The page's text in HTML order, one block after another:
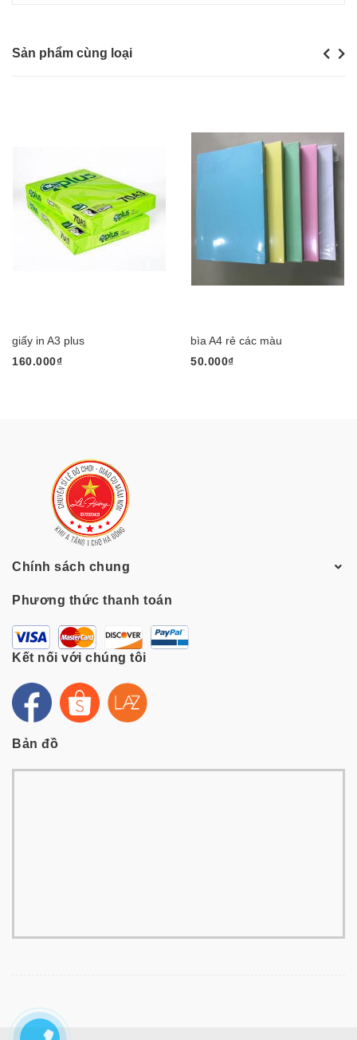
Sản phẩm cùng loại Previous
giấy in A3 plus
160.000₫
bìa A4 rẻ các màu
50.000₫
Next
Chính sách chung
Phương thức thanh toán
Kết nối với chúng tôi
Bản đồ